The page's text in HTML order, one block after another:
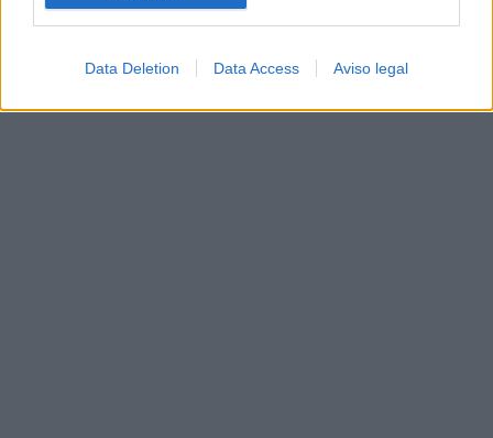
Data Deletion Data Access Aviso legal